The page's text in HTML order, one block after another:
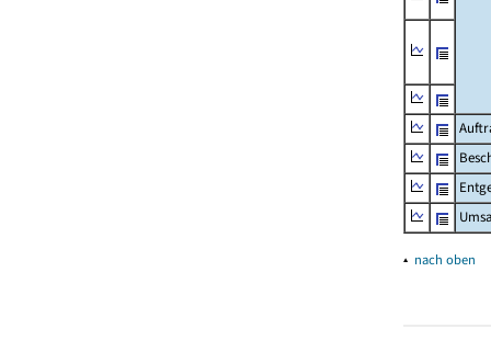
▴ nach oben